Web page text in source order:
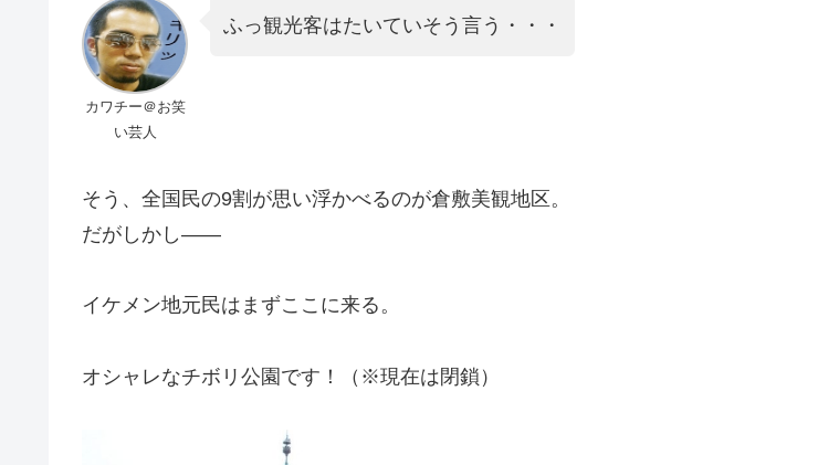
カワチー＠お笑
い芸人
ふっ観光客はたいていそう言う・・・
そう、全国民の9割が思い浮かべるのが倉敷美観地区。
だがしかし――
イケメン地元民はまずここに来る。
オシャレなチボリ公園です！（※現在は閉鎖）